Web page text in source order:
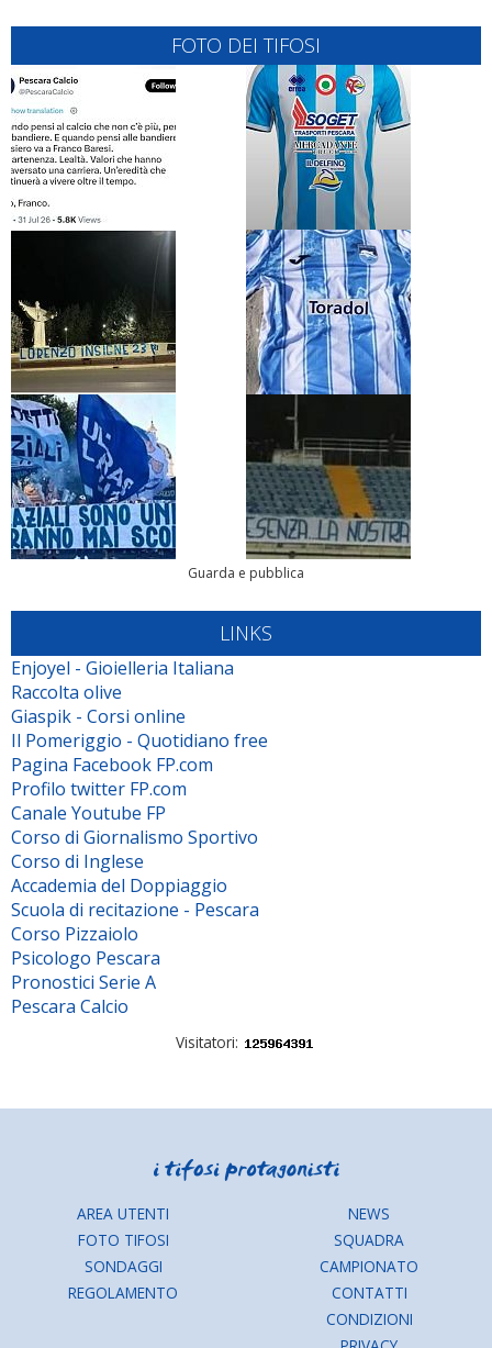
FOTO DEI TIFOSI
Guarda e pubblica
LINKS
Enjoyel - Gioielleria Italiana
Raccolta olive
Giaspik - Corsi online
Il Pomeriggio - Quotidiano free
Pagina Facebook FP.com
Profilo twitter FP.com
Canale Youtube FP
Corso di Giornalismo Sportivo
Corso di Inglese
Accademia del Doppiaggio
Scuola di recitazione - Pescara
Corso Pizzaiolo
Psicologo Pescara
Pronostici Serie A
Pescara Calcio
Visitatori:
AREA UTENTI
FOTO TIFOSI
SONDAGGI
REGOLAMENTO
NEWS
SQUADRA
CAMPIONATO
CONTATTI
CONDIZIONI